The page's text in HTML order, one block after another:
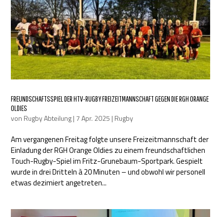
FREUNDSCHAFTSSPIEL DER HTV-RUGBY FREIZEITMANNSCHAFT GEGEN DIE RGH ORANGE
OLDIES
von Rugby Abteilung| 7 Apr. 2025 | Rugby
Am vergangenen Freitag folgte unsere Freizeitmannschaft der
Einladung der RGH Orange Oldies zu einem freundschaftlichen
Touch-Rugby-Spiel im Fritz-Grunebaum-Sportpark. Gespielt
wurde in drei Dritteln à 20 Minuten – und obwohl wir personell
etwas dezimiert angetreten...